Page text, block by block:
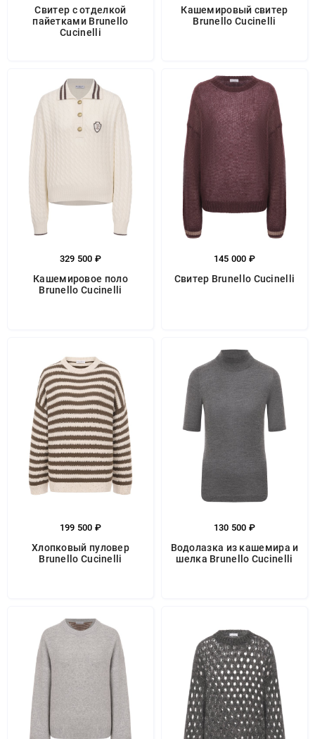
Свитер с отделкой
пайетками Brunello
Cucinelli
Кашемировый свитер
Brunello Cucinelli
329 500 ₽
Кашемировое поло
Brunello Cucinelli
145 000 ₽
Свитер Brunello Cucinelli
199 500 ₽
Хлопковый пуловер
Brunello Cucinelli
130 500 ₽
Водолазка из кашемира и
шелка Brunello Cucinelli